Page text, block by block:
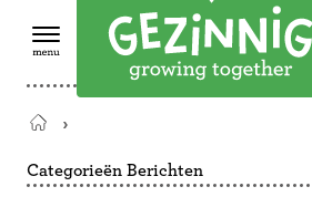
Terug
de
Categorieën Berichten